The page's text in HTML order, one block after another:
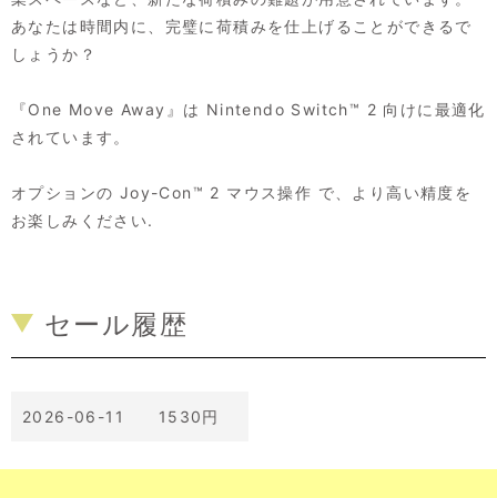
あなたは時間内に、完璧に荷積みを仕上げることができるで
しょうか？
『One Move Away』は Nintendo Switch™ 2 向けに最適化
されています。
オプションの Joy-Con™ 2 マウス操作 で、より高い精度を
お楽しみください.
セール履歴
2026-06-11 1530円